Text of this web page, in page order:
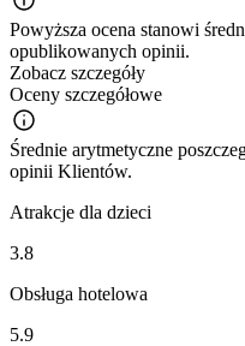
Powyższa ocena stanowi
opublikowanych opinii.
Zobacz szczegóły
Oceny szczegółowe
Średnie arytmetyczne
opinii Klientów.
Atrakcje dla dzieci
3.8
Obsługa hotelowa
5.9